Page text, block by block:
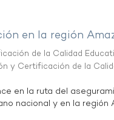
en la región
de la Calidad
y Certificación de la
en la ruta del
nacional y en la región